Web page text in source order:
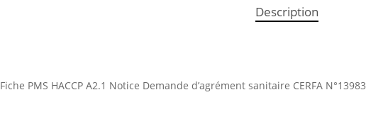
Description
Fiche PMS HACCP A2.1 Notice Demande d’agrément sanitaire CERFA N°13983